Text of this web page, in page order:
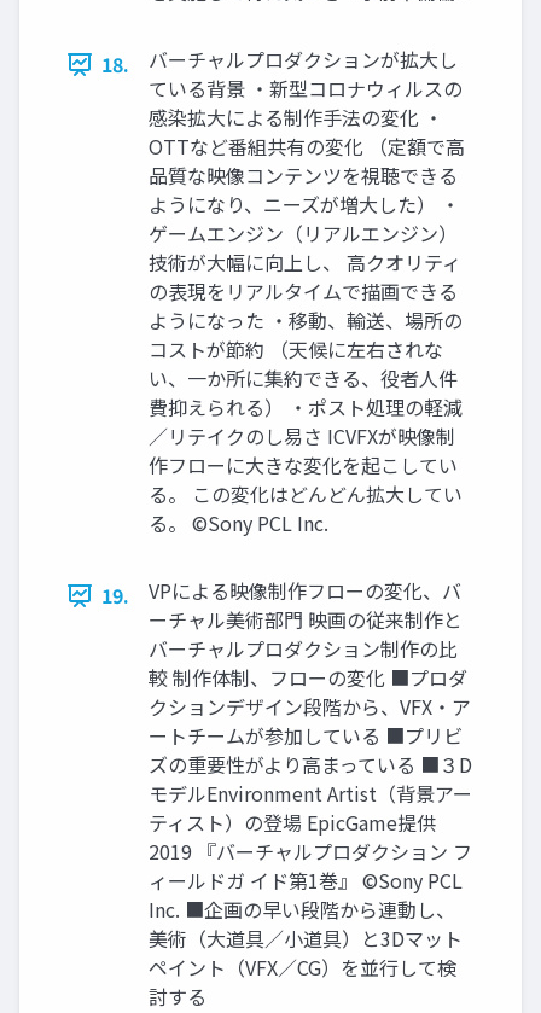
18.
バーチャルプロダクションが拡大し
ている背景 ・新型コロナウィルスの
感染拡大による制作手法の変化 ・
OTTなど番組共有の変化 （定額で高
品質な映像コンテンツを視聴できる
ようになり、ニーズが増大した） ・
ゲームエンジン（リアルエンジン）
技術が大幅に向上し、 高クオリティ
の表現をリアルタイムで描画できる
ようになった ・移動、輸送、場所の
コストが節約 （天候に左右されな
い、一か所に集約できる、役者人件
費抑えられる） ・ポスト処理の軽減
／リテイクのし易さ ICVFXが映像制
作フローに大きな変化を起こしてい
る。 この変化はどんどん拡大してい
る。 ©Sony PCL Inc.
19.
VPによる映像制作フローの変化、バ
ーチャル美術部門 映画の従来制作と
バーチャルプロダクション制作の比
較 制作体制、フローの変化 ■プロダ
クションデザイン段階から、VFX・ア
ートチームが参加している ■プリビ
ズの重要性がより高まっている ■３D
モデルEnvironment Artist（背景アー
ティスト）の登場 EpicGame提供
2019 『バーチャルプロダクション フ
ィールドガ イド第1巻』 ©Sony PCL
Inc. ■企画の早い段階から連動し、
美術（大道具／小道具）と3Dマット
ペイント（VFX／CG）を並行して検
討する